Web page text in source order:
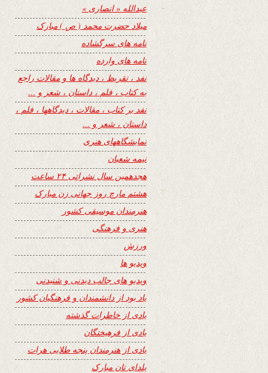
عبدالله « انصاری »
میلاد حضرت محمد ( ص ) مبارک
نامه های سرگشاده
نامه های وارده
نفد ، تقریظ ، دیدگاه ها و مقالات راجع
به کتاب ، فلم ، داستان ، شعر و …
نفد بر کتاب ، مقالات ، دیدگاهها ، فلم ،
داستان ، شعر و …
نمایشگاههای هنری
نیمه شعبان
هجدهمین سال نشراتی ۲۴ ساعت
هشتم مارچ روز جهانی زن مبارک
هنرمندان موسیقی کشور
هنری و فرهنگی
ورزش
ویدیو ها
ویدیو های جالب دیدنی و شنیدنی
یاد بود از دانشمندان و فرهنگیان کشور
یادی از خاطرات گذشته
یادی از فرهیختگان
یادی از هنرمندان پنجه طلایی هرات
یلدای تان مبارک